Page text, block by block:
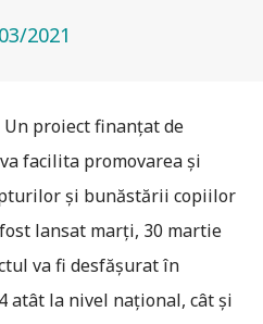
2021
Un proiect finanţat de
facilita promovarea şi
şi bunăstării copiilor
lansat marţi, 30 martie
va fi desfăşurat în
atât la nivel naţional, cât şi